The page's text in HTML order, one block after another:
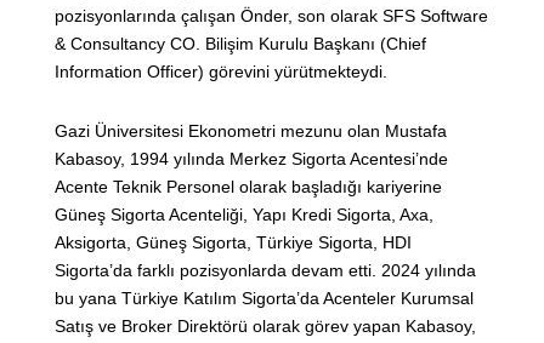
pozisyonlarında çalışan Önder, son olarak SFS Software
& Consultancy CO. Bilişim Kurulu Başkanı (Chief
Information Officer) görevini yürütmekteydi.
Gazi Üniversitesi Ekonometri mezunu olan Mustafa
Kabasoy, 1994 yılında Merkez Sigorta Acentesi’nde
Acente Teknik Personel olarak başladığı kariyerine
Güneş Sigorta Acenteliği, Yapı Kredi Sigorta, Axa,
Aksigorta, Güneş Sigorta, Türkiye Sigorta, HDI
Sigorta’da farklı pozisyonlarda devam etti. 2024 yılında
bu yana Türkiye Katılım Sigorta’da Acenteler Kurumsal
Satış ve Broker Direktörü olarak görev yapan Kabasoy,